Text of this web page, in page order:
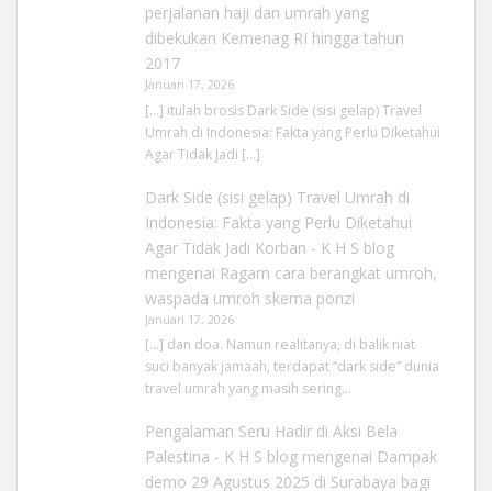
perjalanan haji dan umrah yang
dibekukan Kemenag RI hingga tahun
2017
Januari 17, 2026
[…] itulah brosis Dark Side (sisi gelap) Travel
Umrah di Indonesia: Fakta yang Perlu Diketahui
Agar Tidak Jadi […]
Dark Side (sisi gelap) Travel Umrah di
Indonesia: Fakta yang Perlu Diketahui
Agar Tidak Jadi Korban - K H S blog
mengenai Ragam cara berangkat umroh,
waspada umroh skema ponzi
Januari 17, 2026
[…] dan doa. Namun realitanya, di balik niat
suci banyak jamaah, terdapat “dark side” dunia
travel umrah yang masih sering…
Pengalaman Seru Hadir di Aksi Bela
Palestina - K H S blogmengenai Dampak
demo 29 Agustus 2025 di Surabaya bagi